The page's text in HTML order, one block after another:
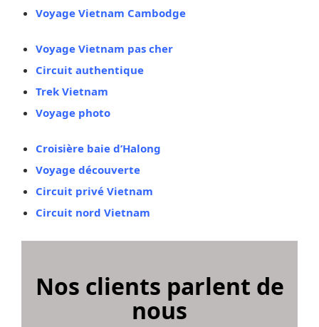
Voyage Vietnam Cambodge
Voyage Vietnam pas cher
Circuit authentique
Trek Vietnam
Voyage photo
Croisière baie d’Halong
Voyage découverte
Circuit privé Vietnam
Circuit nord Vietnam
Nos clients parlent de
nous